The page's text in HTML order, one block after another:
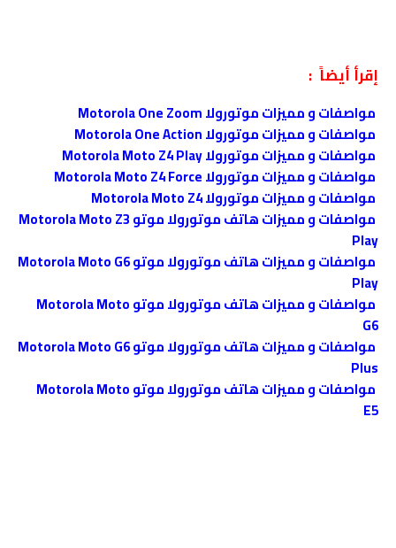
إقرأ أيضاً :
مواصفات و مميزات موتورولا Motorola One Zoom
مواصفات و مميزات موتورولا Motorola One Action
مواصفات و مميزات موتورولا Motorola Moto Z4 Play
مواصفات و مميزات موتورولا Motorola Moto Z4 Force
مواصفات و مميزات موتورولا Motorola Moto Z4
مواصفات و مميزات هاتف موتورولا موتو Motorola Moto Z3
Play
مواصفات و مميزات هاتف موتورولا موتو Motorola Moto G6
Play
مواصفات و مميزات هاتف موتورولا موتو Motorola Moto
G6
مواصفات و مميزات هاتف موتورولا موتو Motorola Moto G6
Plus
مواصفات و مميزات هاتف موتورولا موتو Motorola Moto
E5